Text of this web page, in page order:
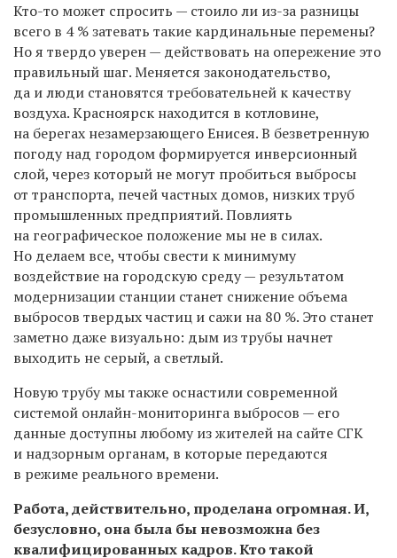
Кто-то может спросить — стоило ли из-за разницы
всего в 4 % затевать такие кардинальные перемены?
Но я твердо уверен — действовать на опережение это
правильный шаг. Меняется законодательство,
да и люди становятся требовательней к качеству
воздуха. Красноярск находится в котловине,
на берегах незамерзающего Енисея. В безветренную
погоду над городом формируется инверсионный
слой, через который не могут пробиться выбросы
от транспорта, печей частных домов, низких труб
промышленных предприятий. Повлиять
на географическое положение мы не в силах.
Но делаем все, чтобы свести к минимуму
воздействие на городскую среду — результатом
модернизации станции станет снижение объема
выбросов твердых частиц и сажи на 80 %. Это станет
заметно даже визуально: дым из трубы начнет
выходить не серый, а светлый.
Новую трубу мы также оснастили современной
системой онлайн-мониторинга выбросов — его
данные доступны любому из жителей на сайте СГК
и надзорным органам, в которые передаются
в режиме реального времени.
Работа, действительно, проделана огромная. И,
безусловно, она была бы невозможна без
квалифицированных кадров. Кто такой